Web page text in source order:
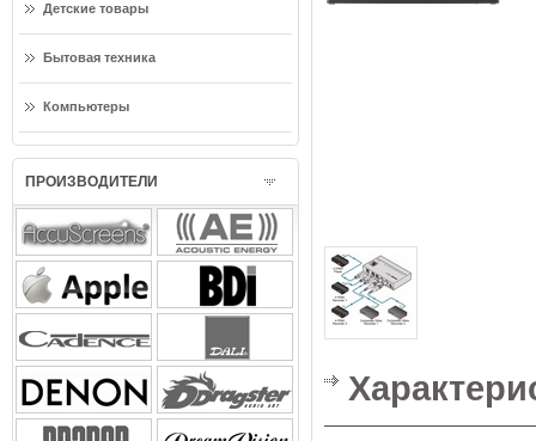
Детские товары
Бытовая техника
Компьютеры
ПРОИЗВОДИТЕЛИ